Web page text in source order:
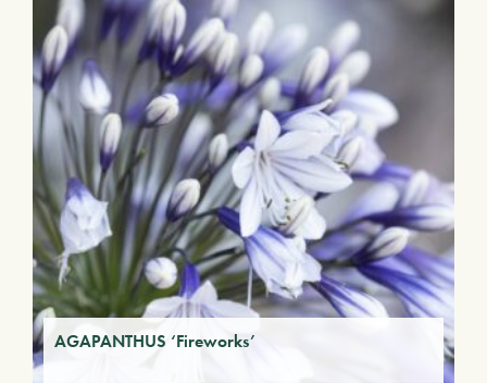
AGAPANTHUS ‘Fireworks’